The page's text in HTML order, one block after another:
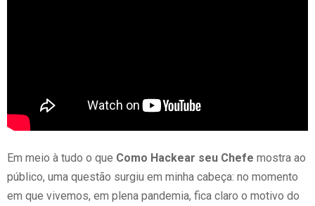
Em meio à tudo o que Como Hackear seu Chefe mostra ao
público, uma questão surgiu em minha cabeça: no momento
em que vivemos, em plena pandemia, fica claro o motivo do